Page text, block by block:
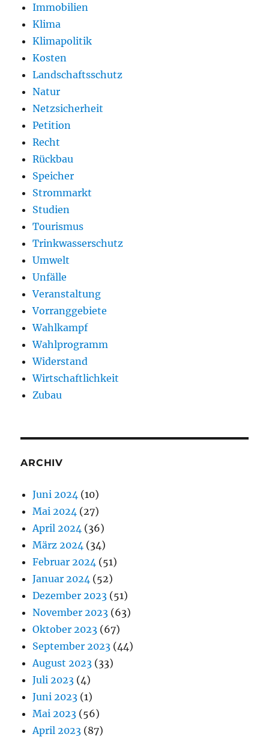
Immobilien
Klima
Klimapolitik
Kosten
Landschaftsschutz
Natur
Netzsicherheit
Petition
Recht
Rückbau
Speicher
Strommarkt
Studien
Tourismus
Trinkwasserschutz
Umwelt
Unfälle
Veranstaltung
Vorranggebiete
Wahlkampf
Wahlprogramm
Widerstand
Wirtschaftlichkeit
Zubau
ARCHIV
Juni 2024 (10)
Mai 2024 (27)
April 2024 (36)
März 2024 (34)
Februar 2024 (51)
Januar 2024 (52)
Dezember 2023 (51)
November 2023 (63)
Oktober 2023 (67)
September 2023 (44)
August 2023 (33)
Juli 2023 (4)
Juni 2023 (1)
Mai 2023 (56)
April 2023 (87)